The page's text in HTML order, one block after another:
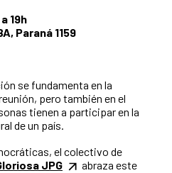
19h
Paraná 1159
se fundamenta en la
pero también en el
tienen a participar en la
de un país.
el colectivo de
JPG
abraza este